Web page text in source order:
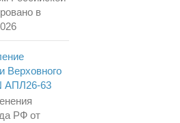
в
Верховного
АПЛ26-63
РФ от